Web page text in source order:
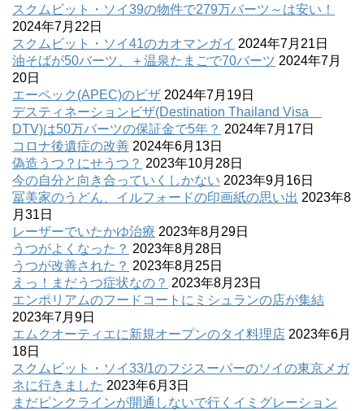
スクムビット・ソイ39の物件で279万バーツ～は安い！
2024年7月22日
スクムビット・ソイ41のカオマンガイ 2024年7月21日
油そばが50バーツ、＋温泉たまごで70バーツ 2024年7月
20日
エーペック(APEC)のビザ 2024年7月19日
デスティネーションビザ(Destination Thailand Visa
DTV)は50万バーツの保証金で5年？ 2024年7月17日
コロナ後遺症の改善 2024年6月13日
偽造うつ？にせうつ？ 2023年10月28日
今の自分と向き合っていくしかない 2023年9月16日
冨美家のうどん、イルフォードの印画紙の思い出 2023年8
月31日
レーザーでいたかゆ治療 2023年8月29日
うつがよくなった？ 2023年8月28日
うつが改善された？ 2023年8月25日
えっ！まだうつ症状なの？ 2023年8月23日
エンポリアムのフードコートにミシュランの店が集結
2023年7月9日
エムクオーティエに新規オープンのタイ料理店 2023年6月
18日
スクムビット・ソイ33/1のフジスーパーのソイの東京メガ
ネに行きました 2023年6月3日
まだピンクラインが開通しないで行くイミグレーション